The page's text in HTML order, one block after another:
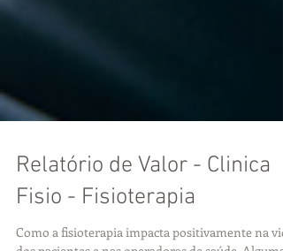
Relatório de Valor - Clinica